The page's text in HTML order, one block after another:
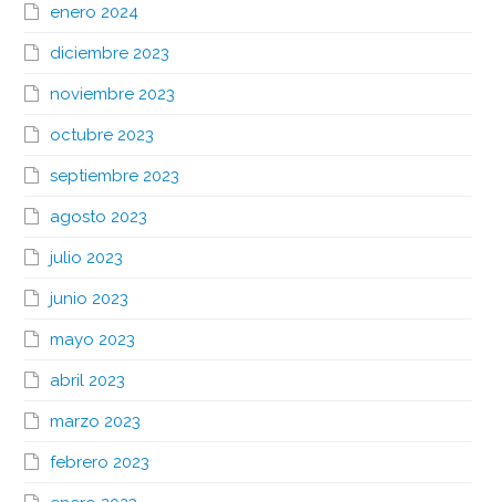
enero 2024
diciembre 2023
noviembre 2023
octubre 2023
septiembre 2023
agosto 2023
julio 2023
junio 2023
mayo 2023
abril 2023
marzo 2023
febrero 2023